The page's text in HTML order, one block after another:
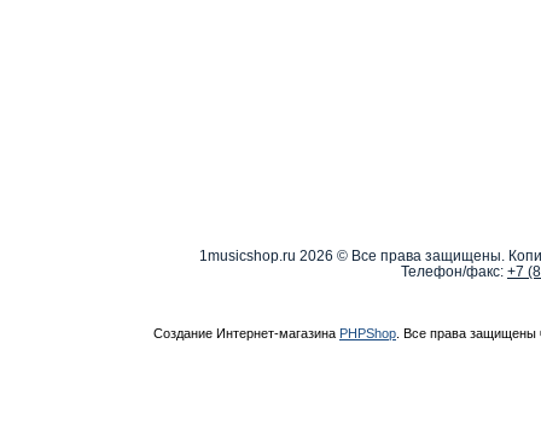
1musicshop.ru 2026 © Все права защищены.
Телефон/факс: +7
Создание Интернет-магазина PHPShop . Все права защищены